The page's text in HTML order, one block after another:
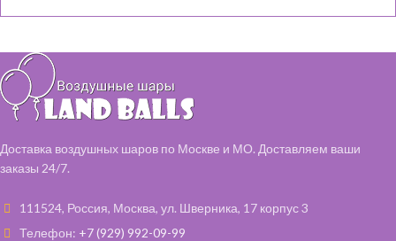
Доставка воздушных шаров по Москве и МО. Доставляем ваши
заказы 24/7.
111524, Россия, Москва, ул. Шверника, 17 корпус 3
Телефон: +7 (929) 992-09-99